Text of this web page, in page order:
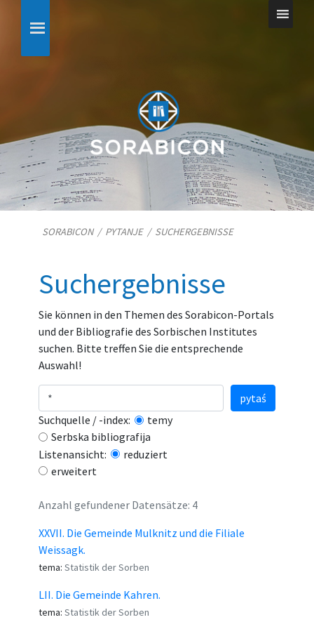
SORABICON/ PYTANJE/ SUCHERGEBNISSE
Suchergebnisse
Sie können in den Themen des Sorabicon-Portals
und der Bibliografie des Sorbischen Institutes
suchen. Bitte treffen Sie die entsprechende
Auswahl!
Suchquelle / -index:
temy
Serbska bibliografija
Listenansicht:
reduziert
erweitert
pytaś
Anzahl gefundener Datensätze: 4
XXVII. Die Gemeinde Mulknitz und die Filiale
Weissagk.
tema: Statistik der Sorben
LII. Die Gemeinde Kahren.
tema: Statistik der Sorben